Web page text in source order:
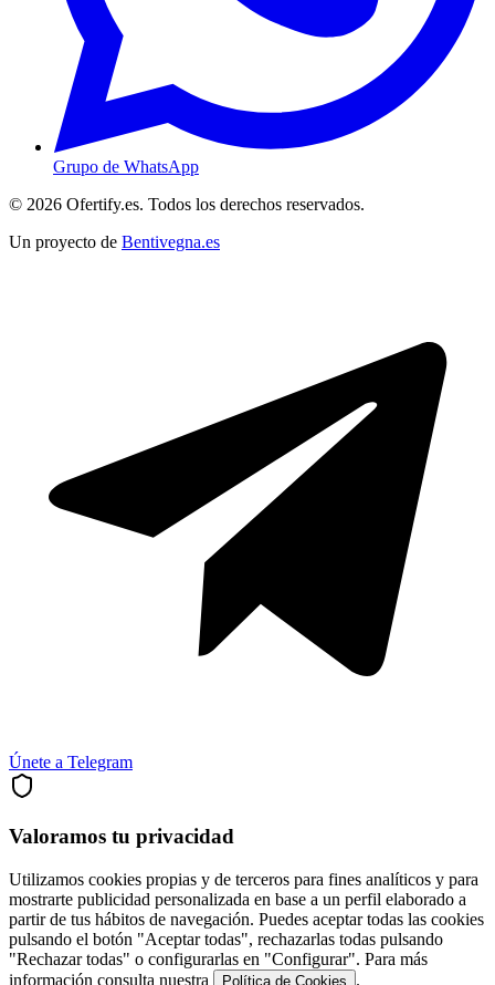
Grupo de WhatsApp
© 2026 Ofertify.es. Todos los derechos reservados.
Un proyecto de Bentivegna.es
Únete a Telegram
Valoramos tu privacidad
Utilizamos cookies propias y de terceros para fines analíticos y para
mostrarte publicidad personalizada en base a un perfil elaborado a
partir de tus hábitos de navegación. Puedes aceptar todas las cookies
pulsando el botón "Aceptar todas", rechazarlas todas pulsando
"Rechazar todas" o configurarlas en "Configurar". Para más
información consulta nuestra
Política de Cookies .